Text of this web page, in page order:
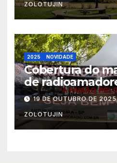
ZOLOTUJIN
2025 NOVIDADE
Cobertura do
de
Artur Nogueira
pu2pyc
19 DE OUTUBRO DE
ZOLOTUJIN